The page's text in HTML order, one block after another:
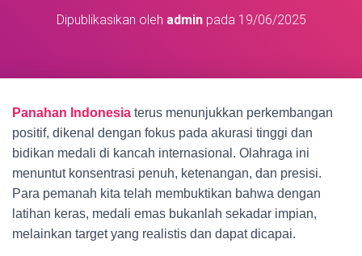
Dipublikasikan oleh adminpada 19/06/2025
Panahan Indonesia terus menunjukkan perkembangan
positif, dikenal dengan fokus pada akurasi tinggi dan
bidikan medali di kancah internasional. Olahraga ini
menuntut konsentrasi penuh, ketenangan, dan presisi.
Para pemanah kita telah membuktikan bahwa dengan
latihan keras, medali emas bukanlah sekadar impian,
melainkan target yang realistis dan dapat dicapai.